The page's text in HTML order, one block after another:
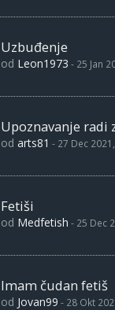
Uzbuđenje
od Leon1973 - 25 Jan
Upoznavanje radi
od arts81 - 27 Dec
Fetiši
od Medfetish - 25 Dec
Imam čudan fetiš
od Jovan99 - 28 Okt